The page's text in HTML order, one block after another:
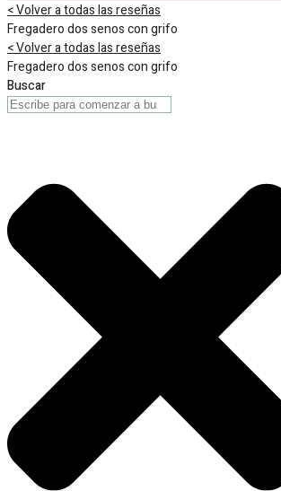
< Volver a todas las reseñas
Fregadero dos senos con grifo
< Volver a todas las reseñas
Fregadero dos senos con grifo
Buscar